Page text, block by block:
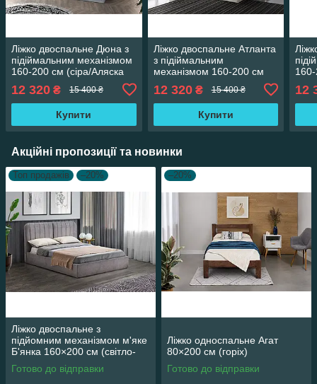
Ліжко двоспальне Дюна з
підіймальним механізмом
160-200 см (сіра/Аляска
12 320 ₴ 15 400 ₴
Купити
Ліжко двоспальне Атланта
з підіймальним
механізмом 160-200 см
12 320₴ 15 400 ₴
Купити
12
Акційні пропозиції та новинки
Топ продажів –20%
Ліжко двоспальне з
підйомним механізмом м'яке
Б'янка 160×200 см (світло-
сіре)
Готово до відправки
–20%
Ліжко односпальне Агат
80×200 см (горіх)
Готово до відправки